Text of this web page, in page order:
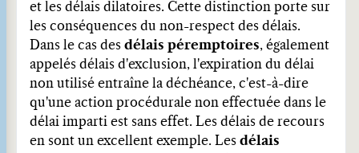
et les délais dilatoires. Cette distinction porte sur
les conséquences du non-respect des délais.
Dans le cas des délais péremptoires, également
appelés délais d'exclusion, l'expiration du délai
non utilisé entraîne la déchéance, c'est-à-dire
qu'une action procédurale non effectuée dans le
délai imparti est sans effet. Les délais de recours
en sont un excellent exemple. Les délais